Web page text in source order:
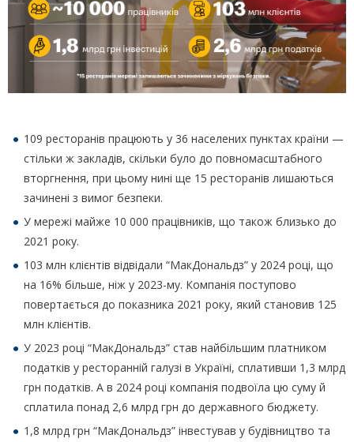
109 ресторанів працюють у 36 населених пунктах країни —
стільки ж закладів, скільки було до повномасштабного
вторгнення, при цьому нині ще 15 ресторанів лишаються
зачинені з вимог безпеки.
У мережі майже 10 000 працівників, що також близько до
2021 року.
103 млн клієнтів відвідали “МакДональдз” у 2024 році, що
на 16% більше, ніж у 2023-му. Компанія поступово
повертається до показника 2021 року, який становив 125
млн клієнтів.
У 2023 році “МакДональдз” став найбільшим платником
податків у ресторанній галузі в Україні, сплативши 1,3 млрд
грн податків. А в 2024 році компанія подвоїла цю суму й
сплатила понад 2,6 млрд грн до державного бюджету.
1,8 млрд грн “МакДональдз” інвестував у будівництво та